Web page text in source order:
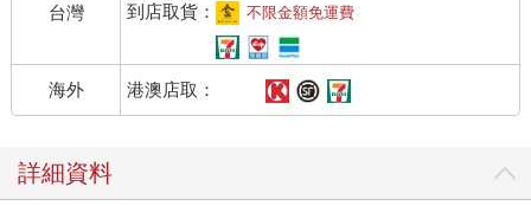
台灣
到店取貨：
不限金額免運費
海外 港澳店取：
詳細資料